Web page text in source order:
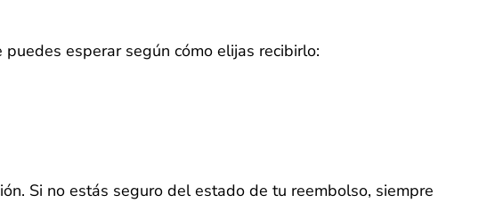
esperar según cómo elijas recibirlo:
Si no estás seguro del estado de tu reembolso, siempre